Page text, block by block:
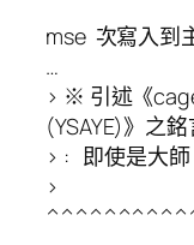
mse 次寫入到
…
> ※ 引述《
(YSAYE)》之銘
> : 即使是大
>